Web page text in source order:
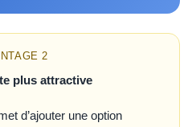
2
plus attractive
d’ajouter une option